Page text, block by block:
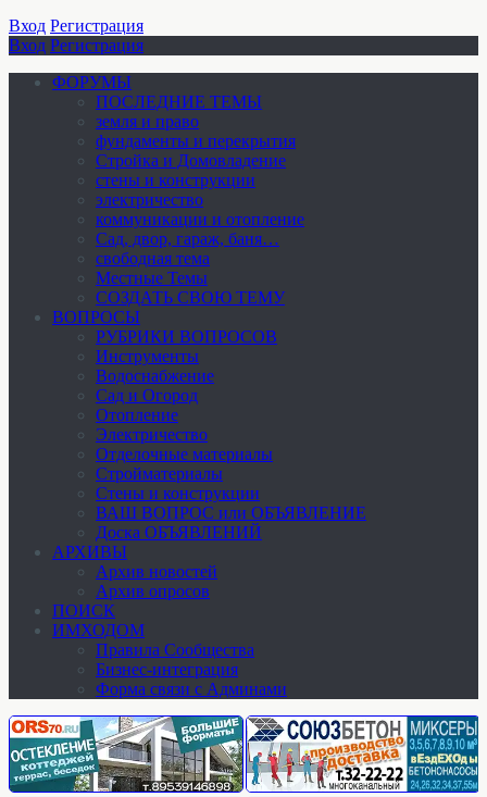
Вход Регистрация
Вход Регистрация
ФОРУМЫ
ПОСЛЕДНИЕ ТЕМЫ
земля и право
фундаменты и перекрытия
Стройка и Домовладение
стены и конструкции
электричество
коммуникации и отопление
Cад, двор, гараж, баня…
свободная тема
Местные Темы
СОЗДАТЬ СВОЮ ТЕМУ
ВОПРОСЫ
РУБРИКИ ВОПРОСОВ
Инструменты
Водоснабжение
Сад и Огород
Отопление
Электричество
Отделочные материалы
Стройматериалы
Стены и конструкции
ВАШ ВОПРОС или ОБЪЯВЛЕНИЕ
Доска ОБЪЯВЛЕНИЙ
АРХИВЫ
Архив новостей
Архив опросов
ПОИСК
ИМХОДОМ
Правила Сообщества
Бизнес-интеграция
Форма связи с Админами